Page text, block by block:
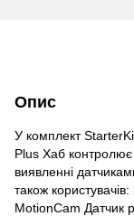
Опис
У комплект
Plus Хаб
виявленні
також
MotionCam Датчик